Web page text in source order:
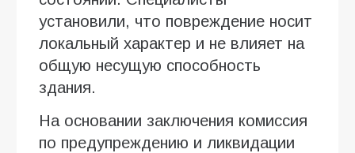
установили, что повреждение носит
локальный характер и не влияет на
общую несущую способность
здания.
На основании заключения комиссия
по предупреждению и ликвидации